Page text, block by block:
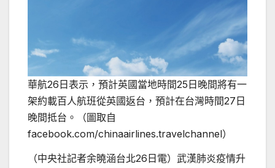
華航26日表示，預計英國當地時間25日晚間將有一
架約載百人航班從英國返台，預計在台灣時間27日
晚間抵台。（圖取自
facebook.com/chinaairlines.travelchannel）
（中央社記者余曉涵台北26日電）武漢肺炎疫情升